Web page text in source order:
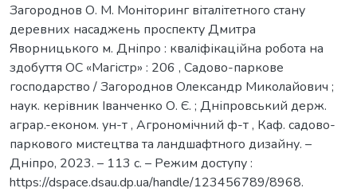
Загороднов О. М. Моніторинг віталітетного стану
деревних насаджень проспекту Дмитра
Яворницького м. Дніпро : кваліфікаційна робота на
здобуття ОС «Магістр» : 206 , Садово-паркове
господарство / Загороднов Олександр Миколайович ;
наук. керівник Іванченко О. Є. ; Дніпровський держ.
аграр.-економ. ун-т , Агрономічний ф-т , Каф. садово-
паркового мистецтва та ландшафтного дизайну. –
Дніпро, 2023. – 113 с. – Режим доступу :
https://dspace.dsau.dp.ua/handle/123456789/8968.